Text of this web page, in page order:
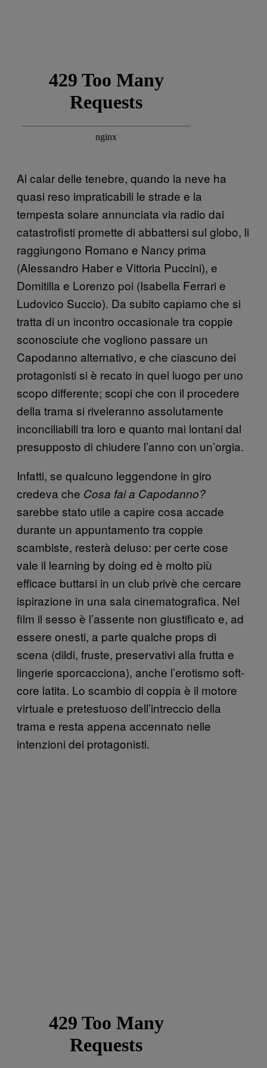
Al calar delle tenebre, quando la neve ha
quasi reso impraticabili le strade e la
tempesta solare annunciata via radio dai
catastrofisti promette di abbattersi sul globo, li
raggiungono Romano e Nancy prima
(Alessandro Haber e Vittoria Puccini), e
Domitilla e Lorenzo poi (Isabella Ferrari e
Ludovico Succio). Da subito capiamo che si
tratta di un incontro occasionale tra coppie
sconosciute che vogliono passare un
Capodanno alternativo, e che ciascuno dei
protagonisti si è recato in quel luogo per uno
scopo differente; scopi che con il procedere
della trama si riveleranno assolutamente
inconciliabili tra loro e quanto mai lontani dal
presupposto di chiudere l’anno con un’orgia.
Infatti, se qualcuno leggendone in giro
credeva che Cosa fai a Capodanno?
sarebbe stato utile a capire cosa accade
durante un appuntamento tra coppie
scambiste, resterà deluso: per certe cose
vale il learning by doing ed è molto più
efficace buttarsi in un club privè che cercare
ispirazione in una sala cinematografica. Nel
film il sesso è l’assente non giustificato e, ad
essere onesti, a parte qualche props di
scena (dildi, fruste, preservativi alla frutta e
lingerie sporcacciona), anche l’erotismo soft-
core latita. Lo scambio di coppia è il motore
virtuale e pretestuoso dell’intreccio della
trama e resta appena accennato nelle
intenzioni dei protagonisti.